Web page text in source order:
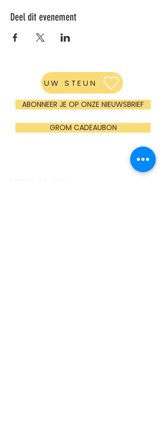
Deel dit evenement
UW STEUN
ABONNEER JE OP ONZE NIEUWSBRIEF
GROM CADEAUBON